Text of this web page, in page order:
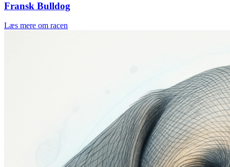
Fransk Bulldog
Læs mere om racen